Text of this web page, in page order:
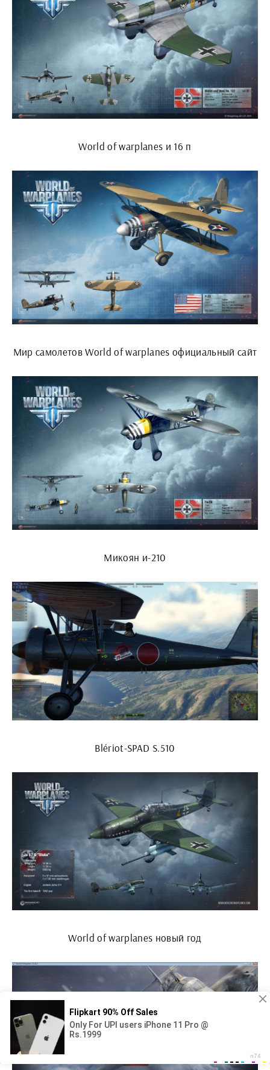
World of warplanes и 16 п
Мир самолетов World of warplanes официальный сайт
Микоян и-210
Blériot-SPAD S.510
World of warplanes новый год